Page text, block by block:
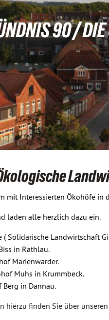
90 /
mit Interessierten Ökohöfe
laden alle herzlich dazu ein.
Solidarische Landwirtschaft
in Rathlau.
Marienwarder.
Muhs in Krummbeck.
in Dannau.
hierzu finden Sie über